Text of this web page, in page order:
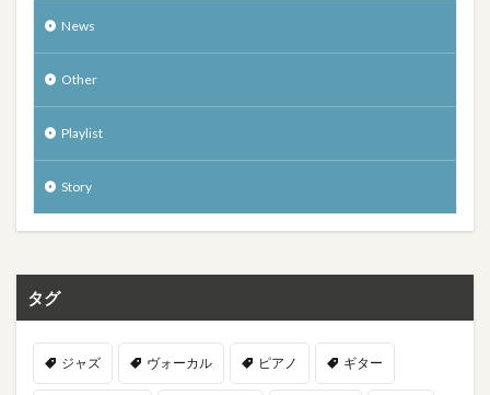
News
Other
Playlist
Story
タグ
ジャズ ヴォーカル ピアノ ギター